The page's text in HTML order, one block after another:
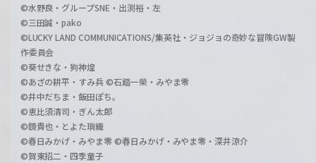
©水野良・グループSNE・出渕裕・左
©三田誠・pako
©LUCKY LAND COMMUNICATIONS/集英社・ジョジョの奇妙な冒険GW製
作委員会
©葵せきな・狗神煌
©あざの耕平・すみ兵 ©石踏一榮・みやま零
©井中だちま・飯田ぽち。
©恵比須清司・ぎん太郎
©鏡貴也・とよた瑣織
©春日みかげ・みやま零 ©春日みかげ・みやま零・深井涼介
©賀東招二・四季童子